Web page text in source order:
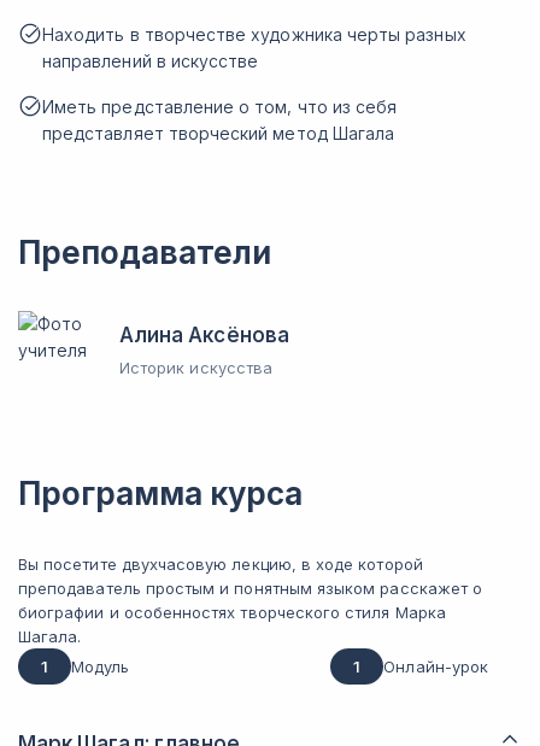
Находить в творчестве художника черты разных
направлений в искусстве
Иметь представление о том, что из себя
представляет творческий метод Шагала
Преподаватели
Алина Аксёнова
Историк искусства
Программа курса
Вы посетите двухчасовую лекцию, в ходе которой
преподаватель простым и понятным языком расскажет о
биографии и особенностях творческого стиля Марка
Шагала.
1
Модуль 1 Онлайн-урок